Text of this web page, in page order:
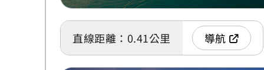
直線距離：0.41公里 導航